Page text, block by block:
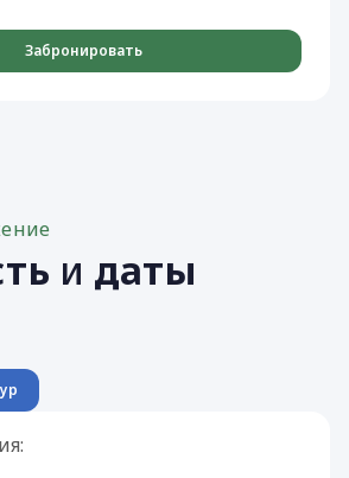
Забронировать
и даты